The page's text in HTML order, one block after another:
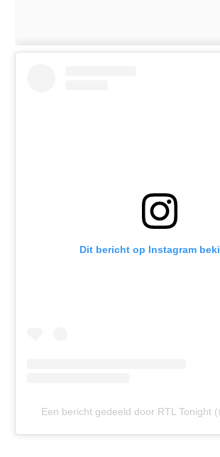
Dit bericht op Instagram
Een bericht gedeeld door RTL Tonight